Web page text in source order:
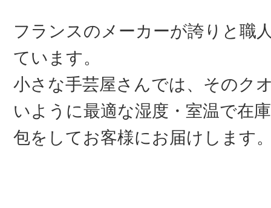
フランスのメーカーが誇りと職
ています。
小さな手芸屋さんでは、そのク
いように最適な湿度・室温で在
包をしてお客様にお届けします